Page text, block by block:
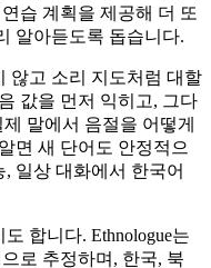
습 계획을 제공해 더 또
알아듣도록 돕습니다.
않고 소리 지도처럼 대할
값을 먼저 익히고, 그다
말에서 음절을 어떻게
면 새 단어도 안정적으
일상 대화에서 한국어
합니다. Ethnologue는
로 추정하며, 한국, 북